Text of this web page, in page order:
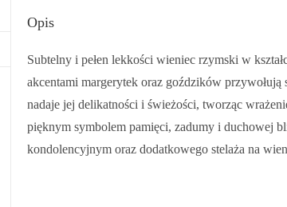
Opis
Subtelny i pełen lekkości wieniec rzymski w
akcentami margerytek oraz goździków
nadaje jej delikatności i świeżości, tworząc
pięknym symbolem pamięci, zadumy i duchowej
kondolencyjnym oraz dodatkowego stelaża na